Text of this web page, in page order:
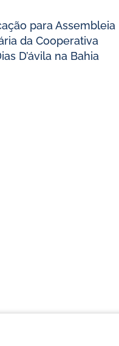
para Assembleia
da Cooperativa
D’ávila na Bahia